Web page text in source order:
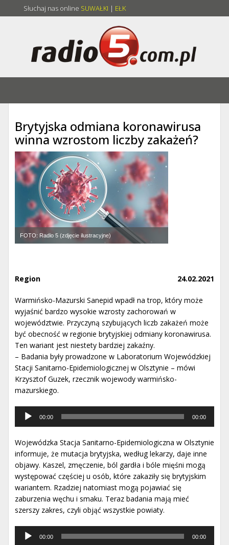
Słuchaj nas online SUWAŁKI | EŁK
Brytyjska odmiana koronawirusa
winna wzrostom liczby zakażeń?
FOTO: Radio 5 (zdjęcie ilustracyjne)
24.02.2021
Region
Warmińsko-Mazurski Sanepid wpadł na trop, który może
wyjaśnić bardzo wysokie wzrosty zachorowań w
województwie. Przyczyną szybujących liczb zakażeń może
być obecność w regionie brytyjskiej odmiany koronawirusa.
Ten wariant jest niestety bardziej zakaźny.
– Badania były prowadzone w Laboratorium Wojewódzkiej
Stacji Sanitarno-Epidemiologicznej w Olsztynie – mówi
Krzysztof Guzek, rzecznik wojewody warmińsko-
mazurskiego.
Odtwarzacz
muzyki
00:00 00:00
Wojewódzka Stacja Sanitarno-Epidemiologiczna w Olsztynie
informuje, że mutacja brytyjska, według lekarzy, daje inne
objawy. Kaszel, zmęczenie, ból gardła i bóle mięśni mogą
występować częściej u osób, które zakaziły się brytyjskim
wariantem. Rzadziej natomiast mogą pojawiać się
zaburzenia węchu i smaku. Teraz badania mają mieć
szerszy zakres, czyli objąć wszystkie powiaty.
Odtwarzacz
muzyki
00:00 00:00